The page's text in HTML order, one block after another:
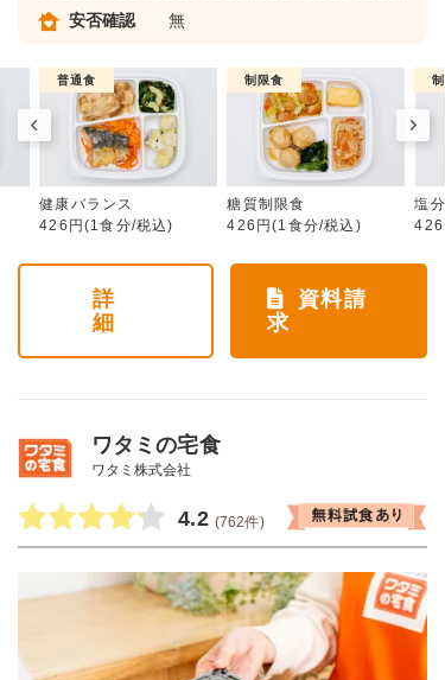
安否確認 無
普通食
健康バランス
426円(1食分/税込)
制限食
糖質制限食
426円(1食分/税込)
塩
詳
細
資料請
求
ワタミの宅食
ワタミ株式会社
4.2 (762件)